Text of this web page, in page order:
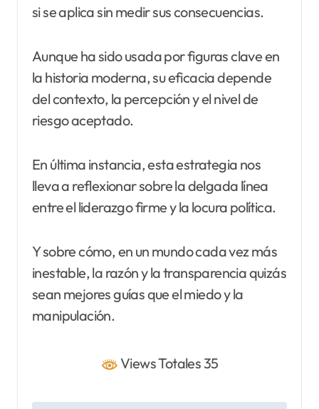
si se aplica sin medir sus consecuencias.
Aunque ha sido usada por figuras clave en
la historia moderna, su eficacia depende
del contexto, la percepción y el nivel de
riesgo aceptado.
En última instancia, esta estrategia nos
lleva a reflexionar sobre la delgada línea
entre el liderazgo firme y la locura política.
Y sobre cómo, en un mundo cada vez más
inestable, la razón y la transparencia quizás
sean mejores guías que el miedo y la
manipulación.
Views Totales 35